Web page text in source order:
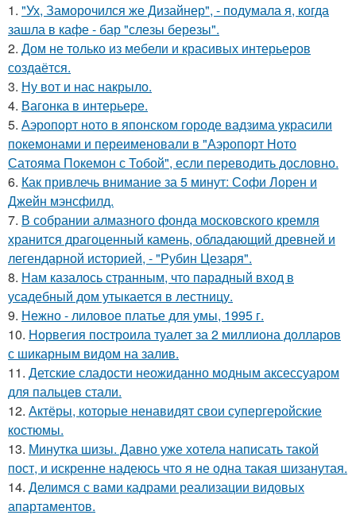
1. "Ух, Заморочился же Дизайнер", - подумала я, когда
зашла в кафе - бар "слезы березы".
2. Дом не только из мебели и красивых интерьеров
создаётся.
3. Ну вот и нас накрыло.
4. Вагонка в интерьере.
5. Аэропорт ното в японском городе вадзима украсили
покемонами и переименовали в "Аэропорт Ното
Сатояма Покемон с Тобой", если переводить дословно.
6. Как привлечь внимание за 5 минут: Софи Лорен и
Джейн мэнсфилд.
7. В собрании алмазного фонда московского кремля
хранится драгоценный камень, обладающий древней и
легендарной историей, - "Рубин Цезаря".
8. Нам казалось странным, что парадный вход в
усадебный дом утыкается в лестницу.
9. Нежно - лиловое платье для умы, 1995 г.
10. Норвегия построила туалет за 2 миллиона долларов
с шикарным видом на залив.
11. Детские сладости неожиданно модным аксессуаром
для пальцев стали.
12. Актёры, которые ненавидят свои супергеройские
костюмы.
13. Минутка шизы. Давно уже хотела написать такой
пост, и искренне надеюсь что я не одна такая шизанутая.
14. Делимся с вами кадрами реализации видовых
апартаментов.